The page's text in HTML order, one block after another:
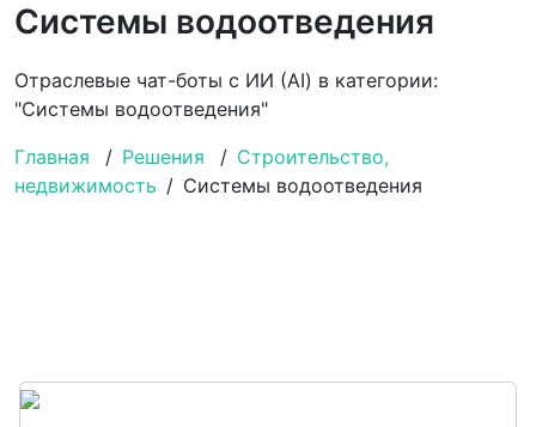
Системы водоотведения
Отраслевые чат-боты с ИИ (AI) в категории:
"Системы водоотведения"
Главная
/ Решения / Строительство,
недвижимость / Системы водоотведения